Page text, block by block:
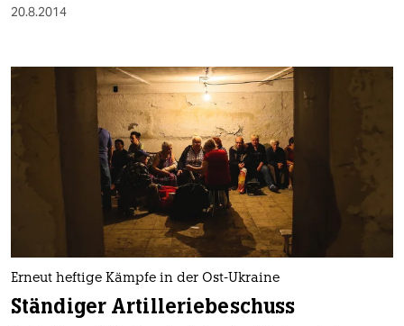
20.8.2014
Erneut heftige Kämpfe in der Ost-Ukraine
Ständiger Artilleriebeschuss